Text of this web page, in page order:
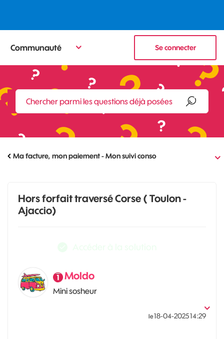
Communauté Se connecter
Ma facture, mon paiement - Mon suivi conso
Hors forfait traversé Corse ( Toulon -
Ajaccio)
Moldo
Mini sosheur
le‎18-04-202514:29